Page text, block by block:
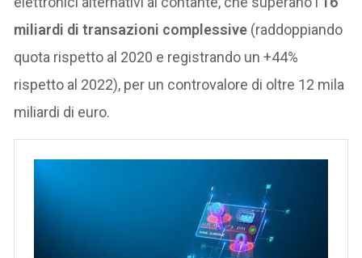
miliardi di transazioni complessive (raddoppiando
quota rispetto al 2020 e registrando un +44%
rispetto al 2022), per un controvalore di oltre 12 mila
miliardi di euro.